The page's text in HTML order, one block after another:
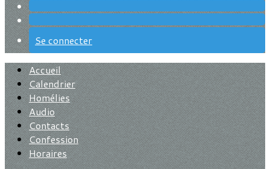
Se connecter
Accueil
Calendrier
Homélies
Audio
Contacts
Confession
Horaires